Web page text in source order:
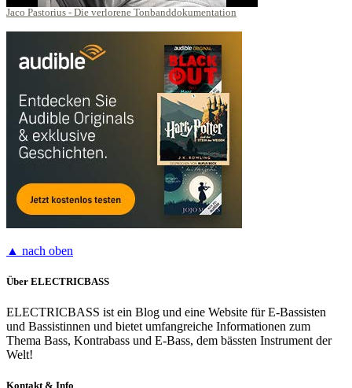
Jaco Pastorius - Die verlorene Tonbanddokumentation
▲ nach oben
Über ELECTRICBASS
ELECTRICBASS ist ein Blog und eine Website für E-Bassisten
und Bassistinnen und bietet umfangreiche Informationen zum
Thema Bass, Kontrabass und E-Bass, dem bässten Instrument der
Welt!
Kontakt & Info